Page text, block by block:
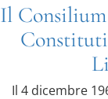
Il Consilium
Il 4 dicembre